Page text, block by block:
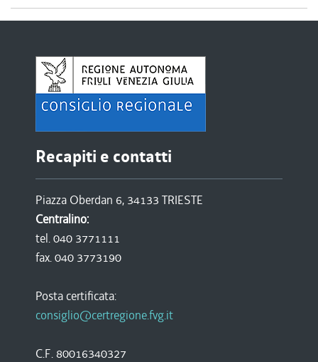
Recapiti e contatti
Piazza Oberdan 6, 34133 TRIESTE
Centralino:
tel. 040 3771111
fax. 040 3773190
Posta certificata:
consiglio@certregione.fvg.it
C.F. 80016340327